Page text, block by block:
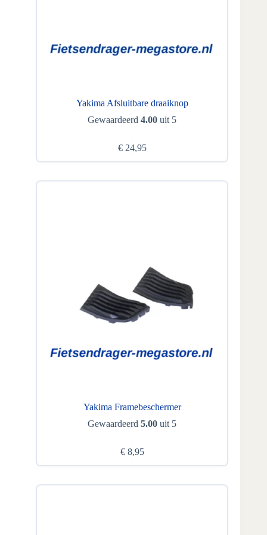
Yakima Afsluitbare draaiknop
Gewaardeerd4.00 uit 5
€24,95
Yakima Framebeschermer
Gewaardeerd5.00 uit 5
€8,95